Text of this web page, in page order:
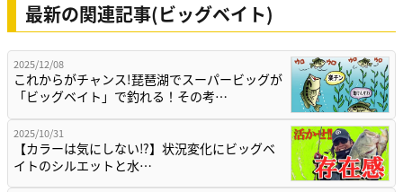
最新の関連記事(ビッグベイト)
2025/12/08
これからがチャンス!琵琶湖でスーパービッグが
「ビッグベイト」で釣れる！その考…
2025/10/31
【カラーは気にしない⁉】状況変化にビッグベ
イトのシルエットと水…